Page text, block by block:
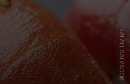
RAFAEL SALVADOR